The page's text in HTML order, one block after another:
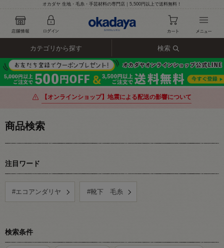
オカダヤ 生地・毛糸・手芸材料の専門店｜5,500円以上で送料無料！
カテゴリから探す 検索
【オンラインショップ】地震による配送の影響について
商品検索
注目ワード
#エコアンダリヤ #靴下 毛糸
検索条件